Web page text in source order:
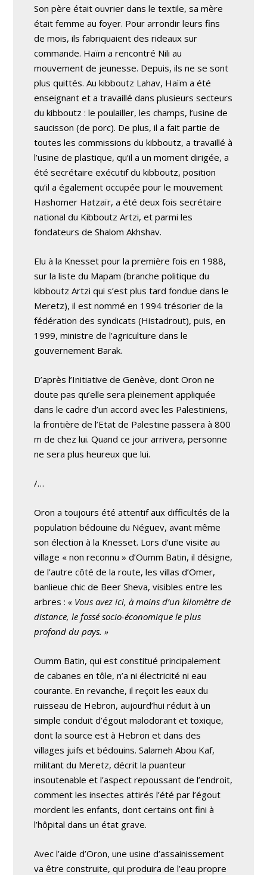
Son père était ouvrier dans le textile, sa mère
était femme au foyer. Pour arrondir leurs fins
de mois, ils fabriquaient des rideaux sur
commande. Haïm a rencontré Nili au
mouvement de jeunesse. Depuis, ils ne se sont
plus quittés. Au kibboutz Lahav, Haïm a été
enseignant et a travaillé dans plusieurs secteurs
du kibboutz : le poulailler, les champs, l’usine de
saucisson (de porc). De plus, il a fait partie de
toutes les commissions du kibboutz, a travaillé à
l’usine de plastique, qu’il a un moment dirigée, a
été secrétaire exécutif du kibboutz, position
qu’il a également occupée pour le mouvement
Hashomer Hatzaïr, a été deux fois secrétaire
national du Kibboutz Artzi, et parmi les
fondateurs de Shalom Akhshav.
Elu à la Knesset pour la première fois en 1988,
sur la liste du Mapam (branche politique du
kibboutz Artzi qui s’est plus tard fondue dans le
Meretz), il est nommé en 1994 trésorier de la
fédération des syndicats (Histadrout), puis, en
1999, ministre de l’agriculture dans le
gouvernement Barak.
D’après l’Initiative de Genève, dont Oron ne
doute pas qu’elle sera pleinement appliquée
dans le cadre d’un accord avec les Palestiniens,
la frontière de l’Etat de Palestine passera à 800
m de chez lui. Quand ce jour arrivera, personne
ne sera plus heureux que lui.
/…
Oron a toujours été attentif aux difficultés de la
population bédouine du Néguev, avant même
son élection à la Knesset. Lors d’une visite au
village « non reconnu » d’Oumm Batin, il désigne,
de l’autre côté de la route, les villas d’Omer,
banlieue chic de Beer Sheva, visibles entre les
arbres :« Vous avez ici, à moins d’un kilomètre de
distance, le fossé socio-économique le plus
profond du pays. »
Oumm Batin, qui est constitué principalement
de cabanes en tôle, n’a ni électricité ni eau
courante. En revanche, il reçoit les eaux du
ruisseau de Hebron, aujourd’hui réduit à un
simple conduit d’égout malodorant et toxique,
dont la source est à Hebron et dans des
villages juifs et bédouins. Salameh Abou Kaf,
militant du Meretz, décrit la puanteur
insoutenable et l’aspect repoussant de l’endroit,
comment les insectes attirés l’été par l’égout
mordent les enfants, dont certains ont fini à
l’hôpital dans un état grave.
Avec l’aide d’Oron, une usine d’assainissement
va être construite, qui produira de l’eau propre